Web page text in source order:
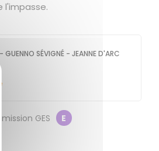
l'impasse.
GUENNO SÉVIGNÉ - JEANNE D'ARC
Emission GES E